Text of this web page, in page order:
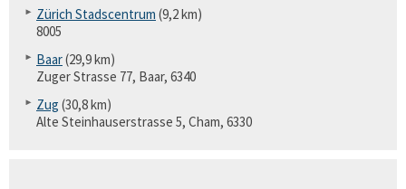
Zürich Stadscentrum (9,2 km)
8005
Baar(29,9 km)
Zuger Strasse 77, Baar, 6340
Zug (30,8 km)
Alte Steinhauserstrasse 5, Cham, 6330